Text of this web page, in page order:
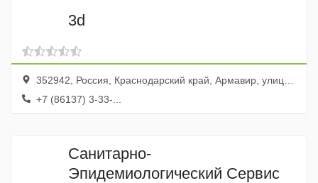
3d
352942, Россия, Краснодарский край, Армавир, улица Мира, 48А
+7 (86137) 3-33-...
Санитарно-
Эпидемиологический Сервис